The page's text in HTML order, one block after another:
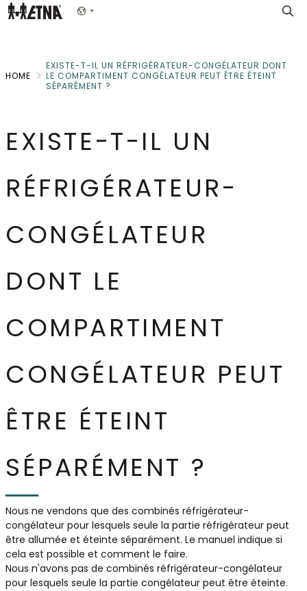
Skip
Show menu
HOME
EXISTE-T-IL UN RÉFRIGÉRATEUR-CONGÉLATEUR DONT
LE COMPARTIMENT CONGÉLATEUR PEUT ÊTRE ÉTEINT
SÉPARÉMENT ?
EXISTE-T-IL UN
RÉFRIGÉRATEUR-
CONGÉLATEUR
DONT LE
COMPARTIMENT
CONGÉLATEUR PEUT
ÊTRE ÉTEINT
SÉPARÉMENT ?
Nous ne vendons que des combinés réfrigérateur-
congélateur pour lesquels seule la partie réfrigérateur peut
être allumée et éteinte séparément. Le manuel indique si
cela est possible et comment le faire.
Nous n'avons pas de combinés réfrigérateur-congélateur
pour lesquels seule la partie congélateur peut être éteinte.